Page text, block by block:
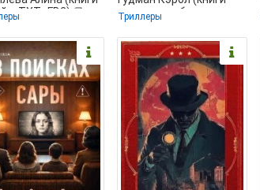
.TXT, .FB2) 📗
полностью бесплатно
.TXT, .FB2) 📗
Триллеры